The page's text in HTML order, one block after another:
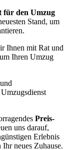
für den Umzug
Stand, um
Ihnen mit Rat und
Ihren Umzug
Preis-
uns darauf,
Erlebnis
neues Zuhause.